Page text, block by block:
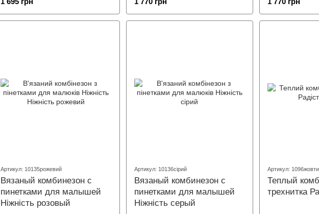
Артикул: 10135рожевий
Вязаный комбинезон с
пинетками для малышей
Ніжність розовый
Артикул: 10136сірий
Вязаный комбинезон с
пинетками для малышей
Ніжність серый
Артикул:
Теплый
трехнитка